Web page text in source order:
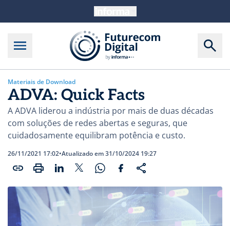
Materiais de Download
ADVA: Quick Facts
A ADVA liderou a indústria por mais de duas décadas
com soluções de redes abertas e seguras, que
cuidadosamente equilibram potência e custo.
26/11/2021 17:02•Atualizado em 31/10/2024 19:27